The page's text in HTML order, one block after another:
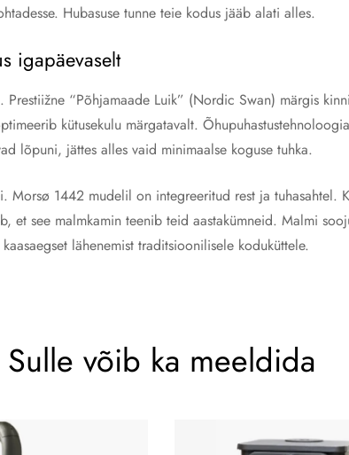
Hubasuse tunne teie kodus jääb alati alles.
igapäevaselt
“Põhjamaade Luik” (Nordic Swan) märgis
kütusekulu märgatavalt.
lõpuni, jättes alles vaid minimaalse koguse tuhka.
1442 mudelil on integreeritud rest ja tuhasahtel.
et see malmkamin teenib teid aastakümneid. Malmi
lähenemist traditsioonilisele koduküttele.
Sulle võib ka meeldida